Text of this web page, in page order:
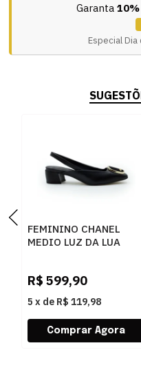
Garanta 10%
Especial
FEMININO CHANEL
MEDIO LUZ DA LUA
R$ 599,90
5 x de R$ 119,98